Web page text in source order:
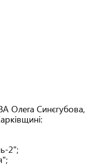
Олега Синєгубова,
2";